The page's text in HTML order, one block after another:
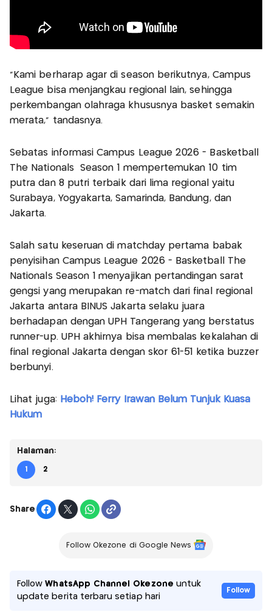
"Kami berharap agar di season berikutnya, Campus
League bisa menjangkau regional lain, sehingga
perkembangan olahraga khususnya basket semakin
merata,” tandasnya.
Sebatas informasi Campus League 2026 - Basketball
The Nationals Season 1 mempertemukan 10 tim
putra dan 8 putri terbaik dari lima regional yaitu
Surabaya, Yogyakarta, Samarinda, Bandung, dan
Jakarta.
Salah satu keseruan di matchday pertama babak
penyisihan Campus League 2026 - Basketball The
Nationals Season 1 menyajikan pertandingan sarat
gengsi yang merupakan re-match dari final regional
Jakarta antara BINUS Jakarta selaku juara
berhadapan dengan UPH Tangerang yang berstatus
runner-up. UPH akhirnya bisa membalas kekalahan di
final regional Jakarta dengan skor 61-51 ketika buzzer
berbunyi.
Lihat juga: Heboh! Ferry Irawan Belum Tunjuk Kuasa
Hukum
Halaman:
1 2
Share
Follow Okezone di Google News
FollowWhatsApp Channel Okezone untuk
update berita terbaru setiap hari
Follow